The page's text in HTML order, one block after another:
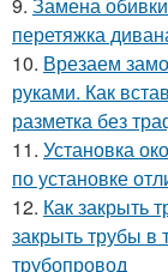
перетяжка
10. Врезаем
руками. Как
разметка без
11. Установка
по установке
12. Как закрыть
закрыть трубы в
трубопровод